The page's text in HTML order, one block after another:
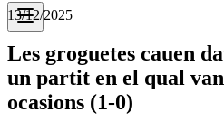
13/12/2025
Les groguetes cauen
un partit en el qual
ocasions (1-0)